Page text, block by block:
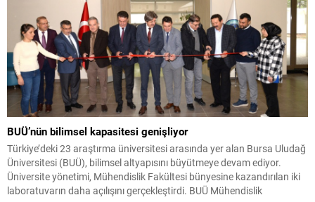
BUÜ’nün bilimsel kapasitesi genişliyor
Türkiye’deki 23 araştırma üniversitesi arasında yer alan Bursa Uludağ
Üniversitesi (BUÜ), bilimsel altyapısını büyütmeye devam ediyor.
Üniversite yönetimi, Mühendislik Fakültesi bünyesine kazandırılan iki
laboratuvarın daha açılışını gerçekleştirdi. BUÜ Mühendislik